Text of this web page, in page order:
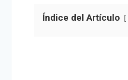
Índice del Artículo